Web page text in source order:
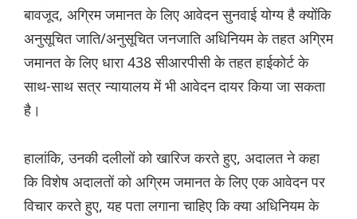
बावजूद, अग्रिम जमानत के लिए आवेदन सुनवाई योग्य है क्योंकि
अनुसूचित जाति/अनुसूचित जनजाति अधिनियम के तहत अग्रिम
जमानत के लिए धारा 438 सीआरपीसी के तहत हाईकोर्ट के
साथ-साथ सत्र न्यायालय में भी आवेदन दायर किया जा सकता
है।
हालांकि, उनकी दलीलों को खारिज करते हुए, अदालत ने कहा
कि विशेष अदालतों को अग्रिम जमानत के लिए एक आवेदन पर
विचार करते हुए, यह पता लगाना चाहिए कि क्या अधिनियम के